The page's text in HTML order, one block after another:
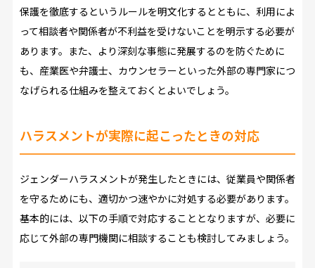
保護を徹底するというルールを明文化するとともに、利用によ
って相談者や関係者が不利益を受けないことを明示する必要が
あります。また、より深刻な事態に発展するのを防ぐために
も、産業医や弁護士、カウンセラーといった外部の専門家につ
なげられる仕組みを整えておくとよいでしょう。
ハラスメントが実際に起こったときの対応
ジェンダーハラスメントが発生したときには、従業員や関係者
を守るためにも、適切かつ速やかに対処する必要があります。
基本的には、以下の手順で対応することとなりますが、必要に
応じて外部の専門機関に相談することも検討してみましょう。